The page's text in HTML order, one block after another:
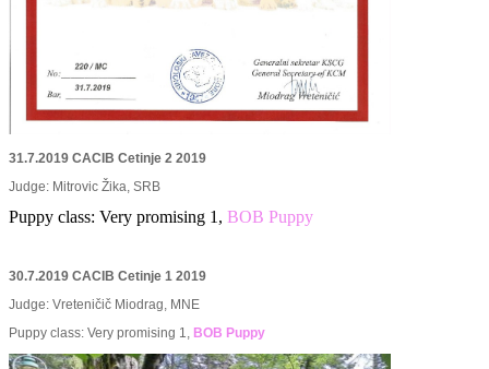
31.7.2019 CACIB Cetinje 2 2019
Judge: Mitrovic Žika, SRB
Puppy class: Very promising 1, BOB Puppy
30.7.2019 CACIB Cetinje 1 2019
Judge: Vreteničič Miodrag, MNE
Puppy class: Very promising 1, BOB Puppy